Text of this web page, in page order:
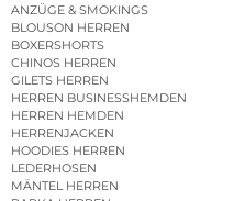
ANZÜGE & SMOKINGS
BLOUSON HERREN
BOXERSHORTS
CHINOS HERREN
GILETS HERREN
HERREN BUSINESSHEMDEN
HERREN HEMDEN
HERRENJACKEN
HOODIES HERREN
LEDERHOSEN
MÄNTEL HERREN